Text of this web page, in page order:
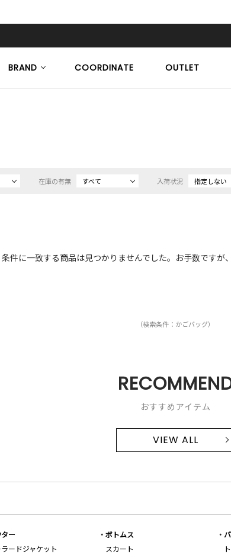
BRAND COORDINATE OUTLET
在庫の有無 すべて 入荷状況 指定しない
条件に一致する商品は見つかりませんでした。お手数ですが
（検索条件：かごバッグ）
おすすめアイテム
VIEW ALL
ー
ードジャケット
ボトムス
スカート